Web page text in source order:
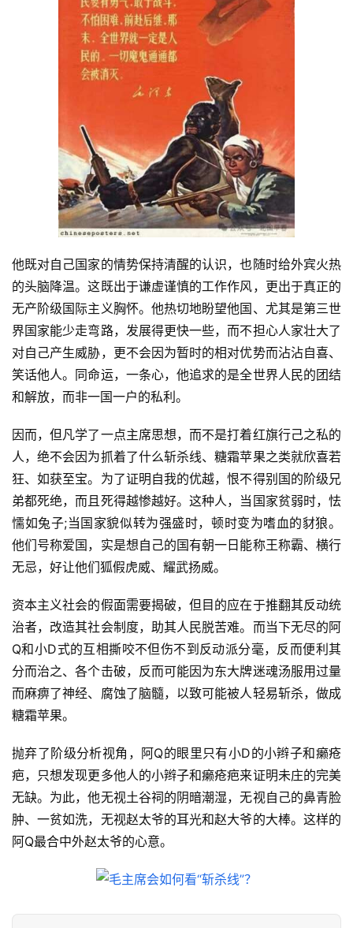
首
页
文
章
他既对自己国家的情势保持清醒的认识，也随时给外宾火热
的头脑降温。这既出于谦虚谨慎的工作作风，更出于真正的
无产阶级国际主义胸怀。他热切地盼望他国、尤其是第三世
界国家能少走弯路，发展得更快一些，而不担心人家壮大了
对自己产生威胁，更不会因为暂时的相对优势而沾沾自喜、
笑话他人。同命运，一条心，他追求的是全世界人民的团结
和解放，而非一国一户的私利。
因而，但凡学了一点主席思想，而不是打着红旗行己之私的
人，绝不会因为抓着了什么斩杀线、糖霜苹果之类就欣喜若
狂、如获至宝。为了证明自我的优越，恨不得别国的阶级兄
弟都死绝，而且死得越惨越好。这种人，当国家贫弱时，怯
懦如兔子;当国家貌似转为强盛时，顿时变为嗜血的豺狼。
他们号称爱国，实是想自己的国有朝一日能称王称霸、横行
无忌，好让他们狐假虎威、耀武扬威。
资本主义社会的假面需要揭破，但目的应在于推翻其反动统
治者，改造其社会制度，助其人民脱苦难。而当下无尽的阿
Q和小D式的互相撕咬不但伤不到反动派分毫，反而便利其
分而治之、各个击破，反而可能因为东大牌迷魂汤服用过量
而麻痹了神经、腐蚀了脑髓，以致可能被人轻易斩杀，做成
糖霜苹果。
抛弃了阶级分析视角，阿Q的眼里只有小D的小辫子和癞疮
疤，只想发现更多他人的小辫子和癞疮疤来证明未庄的完美
无缺。为此，他无视土谷祠的阴暗潮湿，无视自己的鼻青脸
肿、一贫如洗，无视赵太爷的耳光和赵大爷的大棒。这样的
阿Q最合中外赵太爷的心意。